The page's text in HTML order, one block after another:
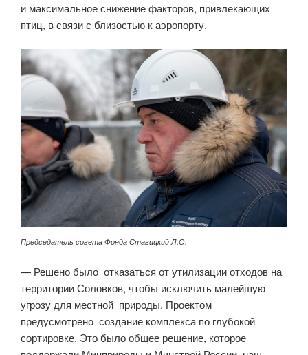
и максимальное снижение факторов, привлекающих
птиц, в связи с близостью к аэропорту.
Председатель совета Фонда Ставицкий Л.О.
— Решено было отказаться от утилизации отходов на
территории Соловков, чтобы исключить малейшую
угрозу для местной природы. Проектом
предусмотрено создание комплекса по глубокой
сортировке. Это было общее решение, которое